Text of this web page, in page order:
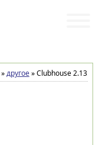
»другое»Clubhouse 2.13.8